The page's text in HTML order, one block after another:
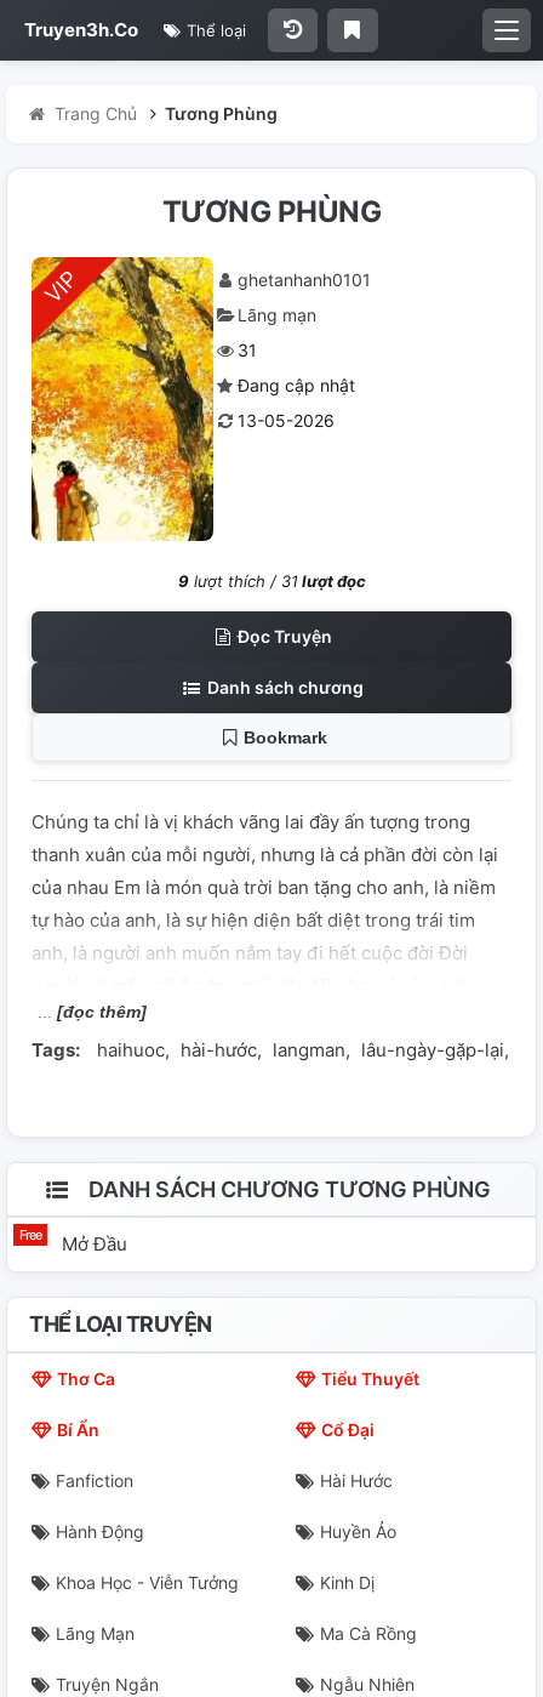
Truyen3h.Co Thể loại
Trang Chủ Tương Phùng
TƯƠNG PHÙNG
ghetanhanh0101
Lãng mạn
31
Đang cập nhật
13-05-2026
9lượt thích /31lượt đọc
Đọc Truyện
Danh sách chương
Bookmark
Chúng ta chỉ là vị khách vãng lai đầy ấn tượng trong
thanh xuân của mỗi người, nhưng là cả phần đời còn lại
của nhau Em là món quà trời ban tặng cho anh, là niềm
tự hào của anh, là sự hiện diện bất diệt trong trái tim
anh, là người anh muốn nắm tay đi hết cuộc đời Đời
không muốn lãng phí bất cứ giây phút nào để được bên
em. ---------- Chuyện tình của hai người hàng xóm
[đọc thêm]
Tags: haihuoc hài-hước langman lâu-ngày-gặp-lại
DANH SÁCH CHƯƠNG TƯƠNG PHÙNG
Mở Đầu
THỂ LOẠI TRUYỆN
Thơ Ca Tiểu Thuyết
Bí Ẩn Cổ Đại
Fanfiction Hài Hước
Hành Động Huyền Ảo
Khoa Học - Viễn Tưởng Kinh Dị
Lãng Mạn Ma Cà Rồng
Truyện Ngắn Ngẫu Nhiên